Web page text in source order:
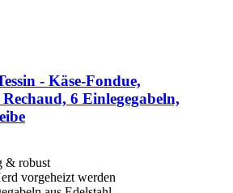
-​ Käse-​Fondue,
6 Einlegegabeln,
& robust
vorgeheizt werden